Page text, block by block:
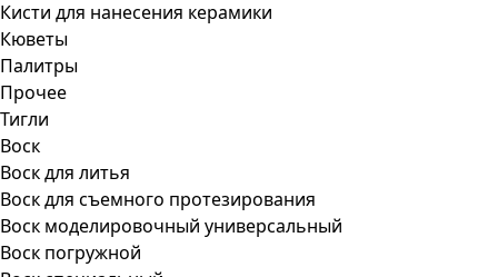
Кисти для нанесения керамики
Кюветы
Палитры
Прочее
Тигли
Воск
Воск для литья
Воск для съемного протезирования
Воск моделировочный универсальный
Воск погружной